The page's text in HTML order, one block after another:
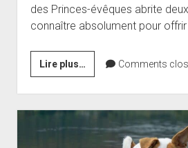
des Princes-évêques abrite
connaître absolument pour
Lire plus…
parcs
à
chien
à
Comments